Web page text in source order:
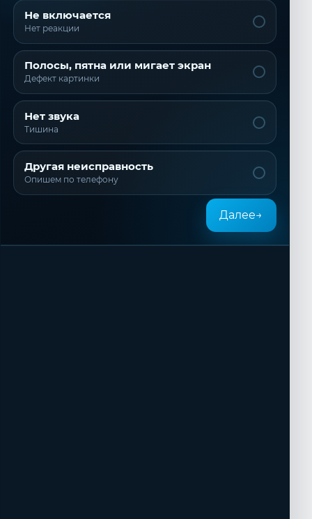
Не включается
Нет реакции
Полосы, пятна или мигает экран
Дефект картинки
Нет звука
Тишина
Другая неисправность
Опишем по телефону
Далее→